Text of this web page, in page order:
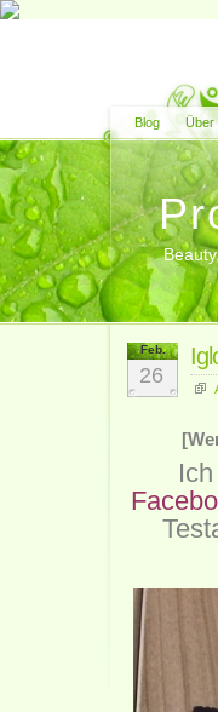
Blog Über
Feb.
26